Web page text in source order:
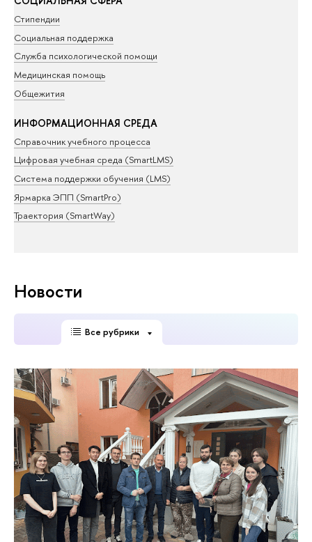
Стипендии
Социальная поддержка
Служба психологической помощи
Медицинская помощь
Общежития
ИНФОРМАЦИОННАЯ СРЕДА
Справочник учебного процесса
Цифровая учебная среда (SmartLMS)
Система поддержки обучения (LMS)
Ярмарка ЭПП (SmartPro)
Траектория (SmartWay)
Новости
Все рубрики